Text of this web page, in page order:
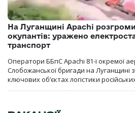
На Луганщині Apachi
окупантів: уражено
транспорт
Оператори ББпС Apachi 81-ї окремої
Слобожанської бригади на Луганщині
ключових об’єктах логістики